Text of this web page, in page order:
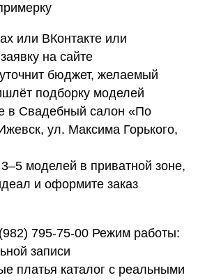
или ВКонтакте или
на сайте
бюджет, желаемый
подборку моделей
в Свадебный салон «По
ул. Максима Горького,
моделей в приватной зоне,
и оформите заказ
795-75-00 Режим работы:
записи
платья каталог с реальными